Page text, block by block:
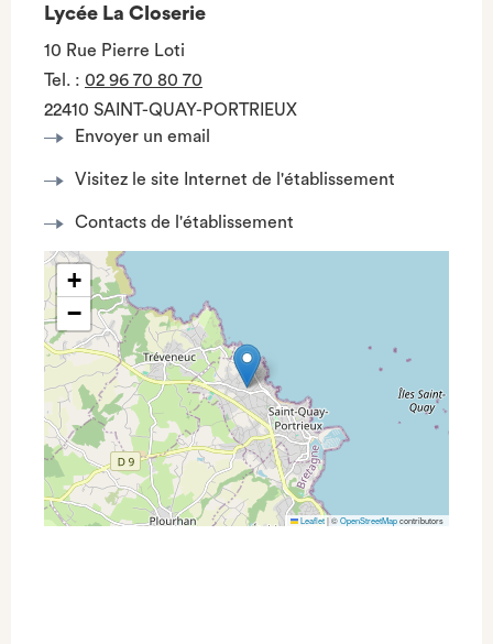
Lycée La Closerie
10 Rue Pierre Loti
Tel. : 02 96 70 80 70
22410 SAINT-QUAY-PORTRIEUX
Envoyer un email
Visitez le site Internet de l'établissement
Contacts de l'établissement
+
−
Leaflet|©OpenStreetMapcontributors